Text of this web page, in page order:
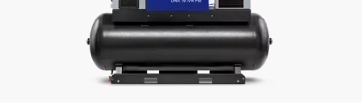
Experimente una eficiencia como nunca antes
sistema IVR DRA 10 de 20 CV de Ceccato.
proporcionar fiabilidad y ahorro, estos
redefinen la productividad.